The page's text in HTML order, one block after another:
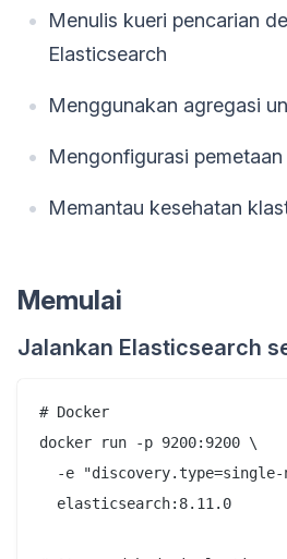
Menulis kueri pencarian
Elasticsearch
Menggunakan agregasi
Mengonfigurasi
Memantau kesehatan
Memulai
Jalankan Elasticsearch
# Docker
docker run -p 9200:9200 \
-e "discovery.type=single-
  elasticsearch:8.11.0